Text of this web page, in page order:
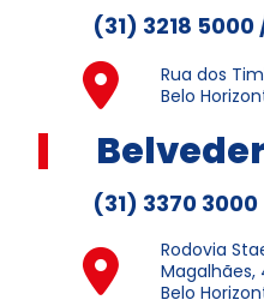
(31) 3218
Rua dos
Belo
(31) 3370 3000
Rodovia
Magalhães,
Belo